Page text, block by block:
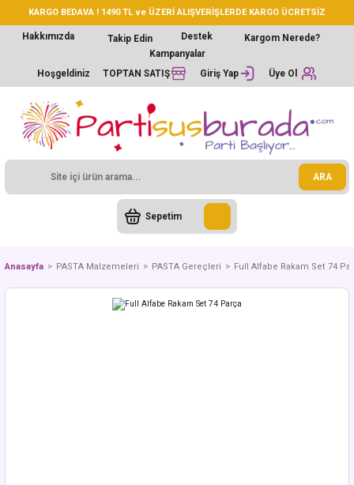
KARGO BEDAVA ! 1490 TL ve ÜZERİ ALIŞVERİŞLERDE KARGO ÜCRETSİZ
Hakkımızda Takip Edin Destek
Kargom Nerede?
Kampanyalar
Hoşgeldiniz
TOPTAN SATIŞ Giriş Yap Üye Ol
ARA
Sepetim
Anasayfa PASTA Malzemeleri PASTA Gereçleri Full Alfabe Rakam Set 74